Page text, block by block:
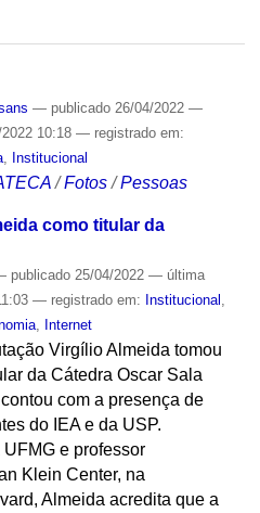
— publicado26/04/2022 —
10:18 — registrado em:
, Institucional
/Fotos /Pessoas
como titular da
publicado25/04/2022 — última
— registrado em: Institucional
, Internet
Virgílio Almeida tomou
da Cátedra Oscar Sala
com a presença de
do IEA e da USP.
e professor
Klein Center, na
Almeida acredita que a